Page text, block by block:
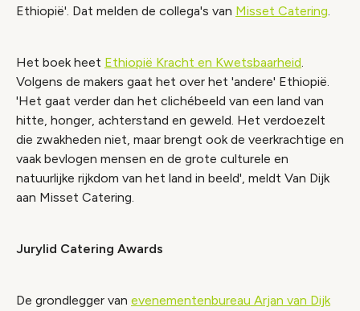
Ethiopië'. Dat melden de collega's van Misset Catering.
Het boek heet Ethiopië Kracht en Kwetsbaarheid.
Volgens de makers gaat het over het 'andere' Ethiopië.
'Het gaat verder dan het clichébeeld van een land van
hitte, honger, achterstand en geweld. Het verdoezelt
die zwakheden niet, maar brengt ook de veerkrachtige en
vaak bevlogen mensen en de grote culturele en
natuurlijke rijkdom van het land in beeld', meldt Van Dijk
aan Misset Catering.
Jurylid Catering Awards
De grondlegger van evenementenbureau Arjan van Dijk